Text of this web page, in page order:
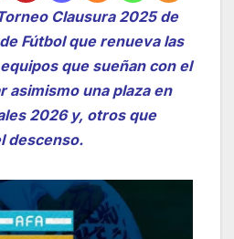
Clausura 2025 de
Fútbol que renueva las
que sueñan con el
asimismo una plaza en
2026 y, otros que
descenso.